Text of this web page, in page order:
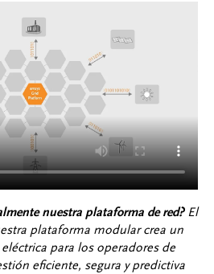
nuestra plataforma de red?El
plataforma modular crea un
para los operadores de
eficiente, segura y predictiva